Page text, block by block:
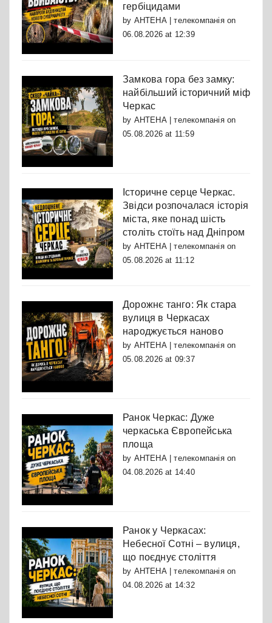
гербіцидами
by АНТЕНА | телекомпаніяon
06.08.2026 at 12:39
Замкова гора без замку:
найбільший історичний міф
Черкас
by АНТЕНА | телекомпаніяon
05.08.2026 at 11:59
Історичне серце Черкас.
Звідси розпочалася історія
міста, яке понад шість
століть стоїть над Дніпром
by АНТЕНА | телекомпаніяon
05.08.2026 at 11:12
Дорожнє танго: Як стара
вулиця в Черкасах
народжується наново
by АНТЕНА | телекомпаніяon
05.08.2026 at 09:37
Ранок Черкас: Дуже
черкаська Європейська
площа
by АНТЕНА | телекомпаніяon
04.08.2026 at 14:40
Ранок у Черкасах:
Небесної Сотні – вулиця,
що поєднує століття
by АНТЕНА | телекомпаніяon
04.08.2026 at 14:32